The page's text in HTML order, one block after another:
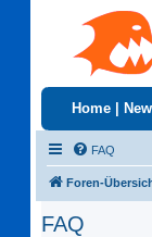
Home
FAQ
Foren-
FAQ